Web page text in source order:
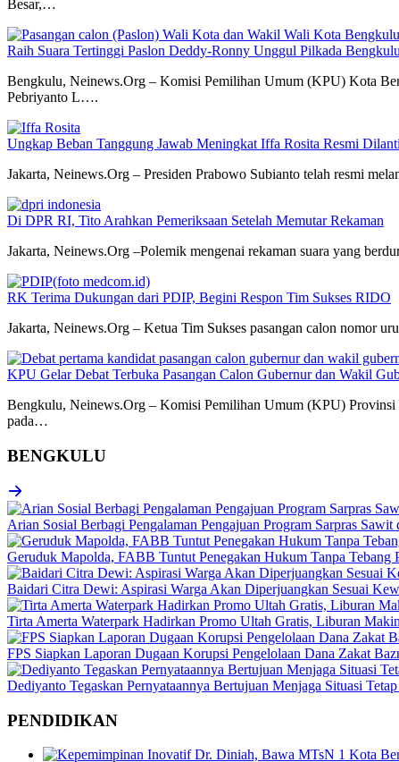
Besar,…
Raih Suara Tertinggi Paslon Deddy-Ronny Unggul Pilkada
Bengkulu, Neinews.Org – Komisi Pemilihan Umum (KPU) Kota
Pebriyanto L….
Ungkap Beban Tanggung Jawab Meningkat Iffa Rosita Resmi
Jakarta, Neinews.Org – Presiden Prabowo Subianto telah resmi
Di DPR RI, Tito Arahkan Pemeriksaan Setelah Memutar Rekaman
Jakarta, Neinews.Org –Polemik mengenai rekaman suara yang
RK Terima Dukungan dari PDIP, Begini Respon Tim Sukses RIDO
Jakarta, Neinews.Org – Ketua Tim Sukses pasangan calon nomor
KPU Gelar Debat Terbuka Pasangan Calon Gubernur dan Wakil
Bengkulu, Neinews.Org – Komisi Pemilihan Umum (KPU) Provinsi
pada…
BENGKULU
Arian Sosial Berbagi Pengalaman Pengajuan Program Sarpras
Geruduk Mapolda, FABB Tuntut Penegakan Hukum Tanpa Tebang
Baidari Citra Dewi: Aspirasi Warga Akan Diperjuangkan Sesuai
Tirta Amerta Waterpark Hadirkan Promo Ultah Gratis, Liburan
FPS Siapkan Laporan Dugaan Korupsi Pengelolaan Dana Zakat
Dediyanto Tegaskan Pernyataannya Bertujuan Menjaga Situasi
PENDIDIKAN